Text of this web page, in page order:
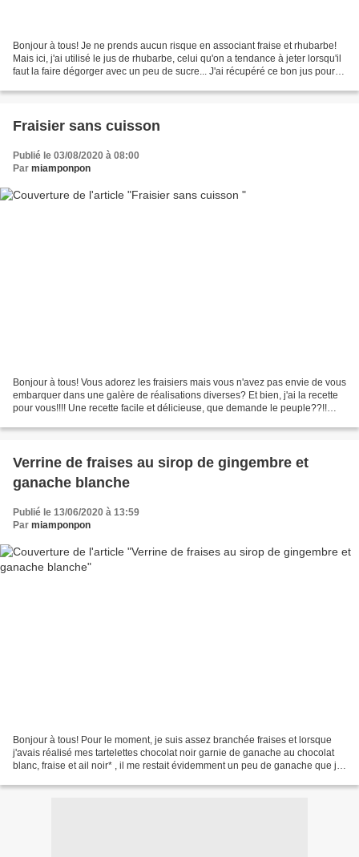
Bonjour à tous! Je ne prends aucun risque en associant fraise et rhubarbe!
Mais ici, j'ai utilisé le jus de rhubarbe, celui qu'on a tendance à jeter lorsqu'il
faut la faire dégorger avec un peu de sucre... J'ai récupéré ce bon jus pour
Fraisier sans cuisson
Publié le 03/08/2020 à 08:00
Par miamponpon
Bonjour à tous! Vous adorez les fraisiers mais vous n'avez pas envie de vous
embarquer dans une galère de réalisations diverses? Et bien, j'ai la recette
pour vous!!!! Une recette facile et délicieuse, que demande le peuple??!!
Verrine de fraises au sirop de gingembre et
ganache blanche
Publié le 13/06/2020 à 13:59
Par miamponpon
Bonjour à tous! Pour le moment, je suis assez branchée fraises et lorsque
j'avais réalisé mes tartelettes chocolat noir garnie de ganache au chocolat
blanc, fraise et ail noir* , il me restait évidemment un peu de ganache que j'ai